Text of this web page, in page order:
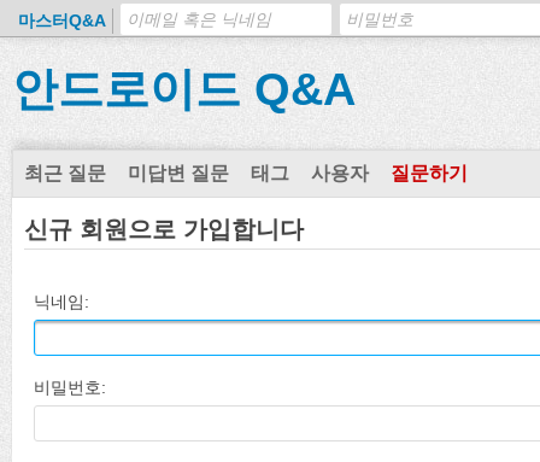
마스터Q&A
안드로이드 Q&A
최근 질문 미답변 질문 태그 사용자 질문하기
신규 회원으로 가입합니다
닉네임:
비밀번호: